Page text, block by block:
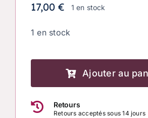
17,00 € 1 en stock
1 en stock
de
Aventurine
Ajouter au
Retours
Retours acceptés sous 14 jours